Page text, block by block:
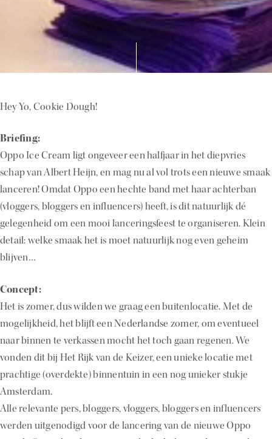
Hey Yo, Cookie Dough!
Briefing:
Oppo Ice Cream ligt ongeveer een halfjaar in het diepvries
schap van Albert Heijn, en mag nu al vol trots een nieuwe smaak
lanceren! Omdat Oppo een hechte band met haar achterban
(vloggers, bloggers en influencers) heeft, is dit natuurlijk dé
gelegenheid om een mooi lanceringsfeest te organiseren. Klein
detail: welke smaak het is moet natuurlijk nog even geheim
blijven…
Concept:
Het is zomer, dus wilden we graag een buitenlocatie. Met de
mogelijkheid, het blijft een Nederlandse zomer, om eventueel
naar binnen te verkassen mocht het toch gaan regenen. We
vonden dit bij Het Rijk van de Keizer, een unieke locatie met
prachtige (overdekte) binnentuin in een nog unieker stukje
Amsterdam.
Alle relevante pers, bloggers, vloggers, bloggers en influencers
werden uitgenodigd voor de lancering van de nieuwe Oppo